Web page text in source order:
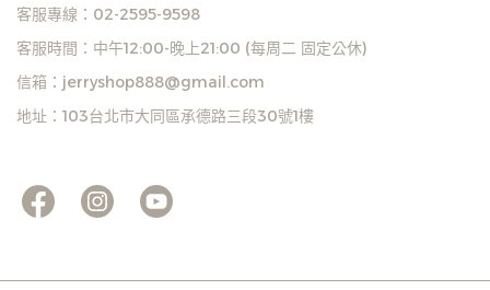
客服專線：02-2595-9598
客服時間：中午12:00-晚上21:00 (每周二 固定公休)
信箱：jerryshop888@gmail.com
地址：103台北市大同區承德路三段30號1樓